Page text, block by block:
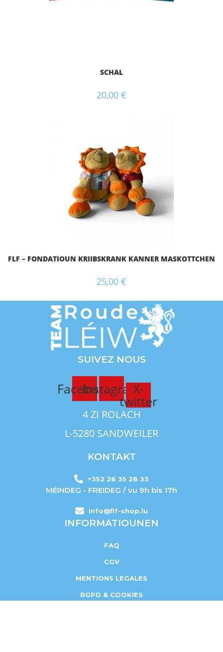
SCHAL
20,00 €
FLF – FONDATIOUN KRIIBSKRANK KANNER MASKOTTCHEN
25,00 €
SUIVEZ NOUS
Facebook
Instagram
X-
twitter
4 ZI ROLACH
L-5280 SANDWEILER
KONTAKT
+352 26 35 28 33
MÉINDEG - FREIDEG / vu 9h bis 17h
Info@flf-shop.lu
INFORMATIOUNEN
FAQ
CGV
MENTIONS LEGALES
RGPD & COOKIES